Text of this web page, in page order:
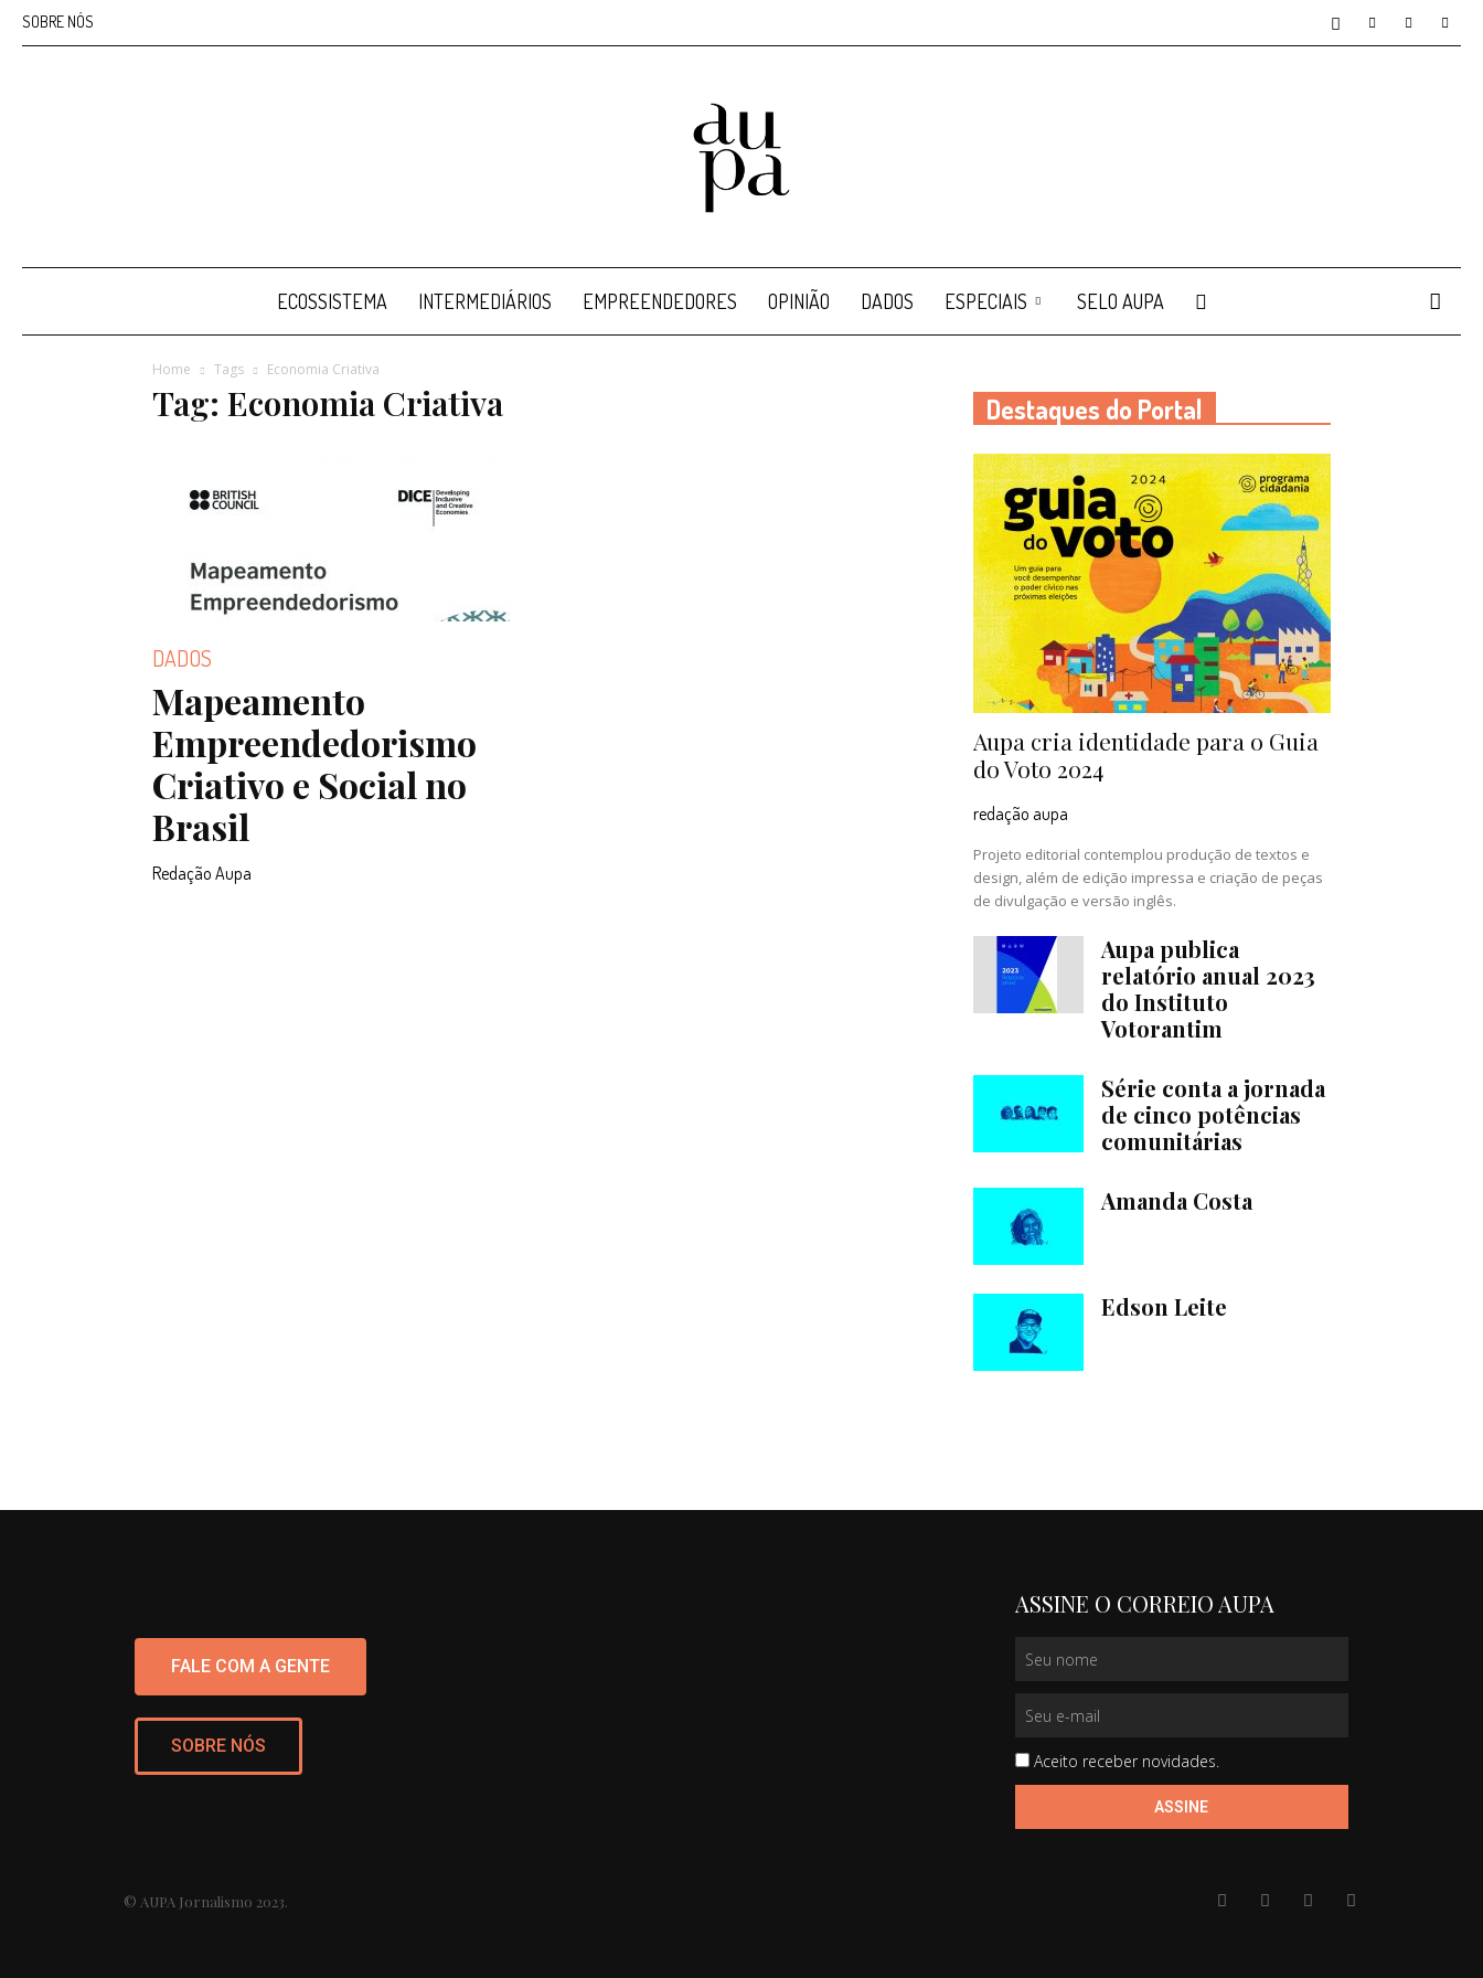
SOBRE NÓS
Aupa
ECOSSISTEMA INTERMEDIÁRIOS EMPREENDEDORES OPINIÃO DADOS ESPECIAIS SELO AUPA
Home Tags Economia Criativa
Tag: Economia Criativa
DADOS
Mapeamento
Empreendedorismo
Criativo e Social no
Brasil
Redação Aupa
Destaques do Portal
Aupa cria identidade para o Guia
do Voto 2024
redação aupa
Projeto editorial contemplou produção de textos e
design, além de edição impressa e criação de peças
de divulgação e versão inglês.
Aupa publica
relatório anual 2023
do Instituto
Votorantim
Série conta a jornada
de cinco potências
comunitárias
Amanda Costa
Edson Leite
FALE COM A GENTE
SOBRE NÓS
ASSINE O CORREIO AUPA
Aceito receber novidades.
ASSINE
© AUPA Jornalismo 2023.